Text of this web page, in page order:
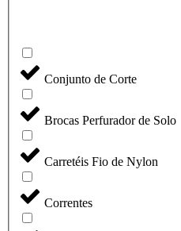
Conjunto de Corte
Brocas Perfurador de Solo
Carretéis Fio de Nylon
Correntes